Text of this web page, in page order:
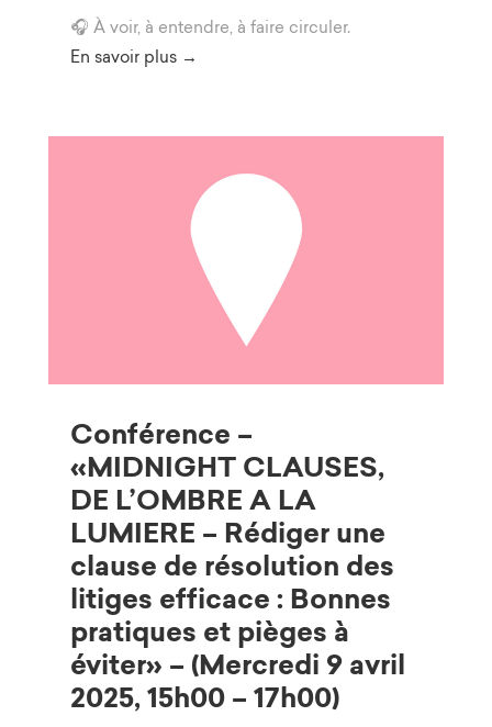
🎧 À voir, à entendre, à faire circuler.
En savoir plus →
Conférence –
«MIDNIGHT CLAUSES,
DE L’OMBRE A LA
LUMIERE – Rédiger une
clause de résolution des
litiges efficace : Bonnes
pratiques et pièges à
éviter» – (Mercredi 9 avril
2025, 15h00 – 17h00)